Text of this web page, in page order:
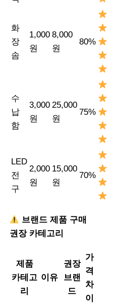
화
장
솜
1,000
원
8,000
원
80%
수
납
함
3,000
원
25,000
원
75%
LED
전
구
2,000
원
15,000
원
70%
브랜드 제품 구매
권장 카테고리
제품
카테고
리
이유
권장
브랜
드
가
격
차
이